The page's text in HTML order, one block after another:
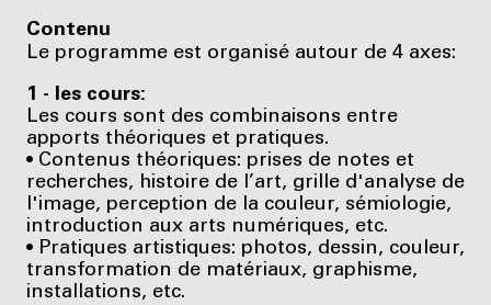
Contenu
Le programme est organisé autour de 4 axes:
1 - les cours:
Les cours sont des combinaisons entre
apports théoriques et pratiques.
• Contenus théoriques: prises de notes et
recherches, histoire de l’art, grille d'analyse de
l'image, perception de la couleur, sémiologie,
introduction aux arts numériques, etc.
• Pratiques artistiques: photos, dessin, couleur,
transformation de matériaux, graphisme,
installations, etc.